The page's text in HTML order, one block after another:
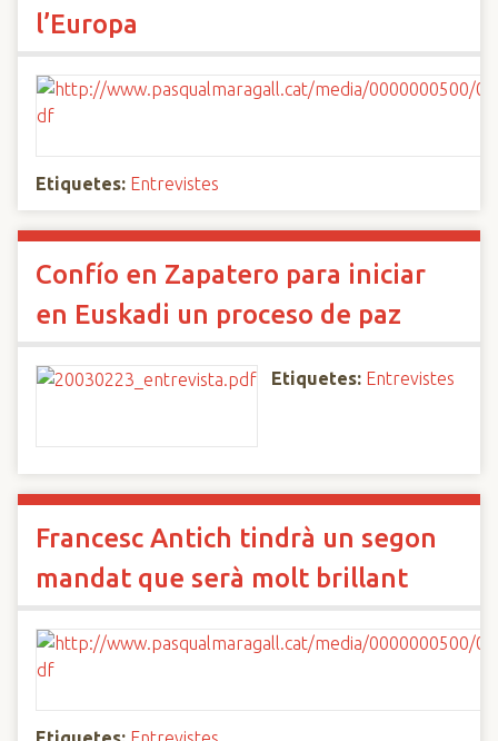
l’Europa
Etiquetes: Entrevistes
Confío en Zapatero para iniciar
en Euskadi un proceso de paz
Etiquetes: Entrevistes
Francesc Antich tindrà un segon
mandat que serà molt brillant